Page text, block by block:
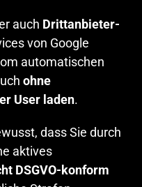
auch Drittanbieter-
von Google
automatischen
ohne
User laden.
dass Sie durch
aktives
DSGVO-konform